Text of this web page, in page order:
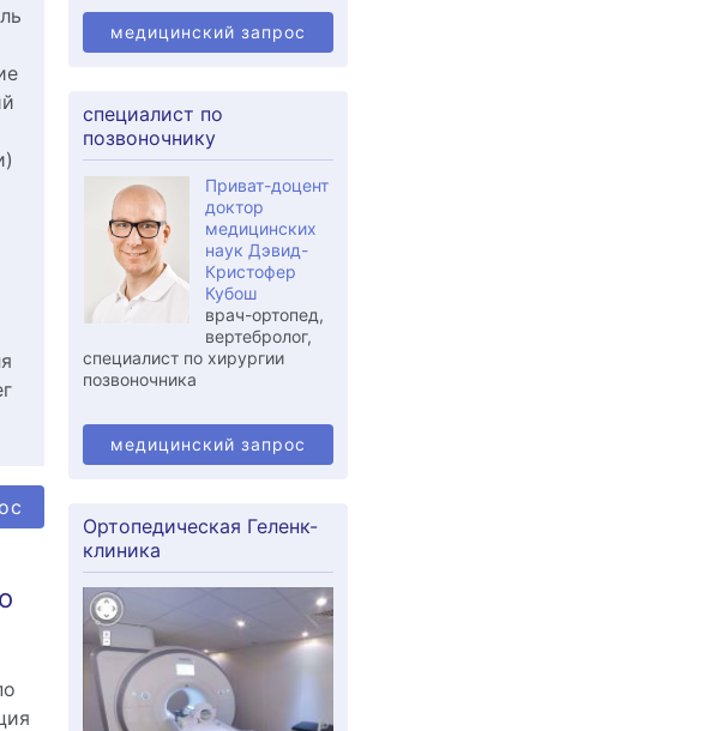
медицинский запрос
специалист по
позвоночнику
Приват-доцент
доктор
медицинских
наук Дэвид-
Кристофер
Кубош
врач-ортопед,
вертебролог,
специалист по хирургии
позвоночника
медицинский запрос
Ортопедическая Геленк-
клиника